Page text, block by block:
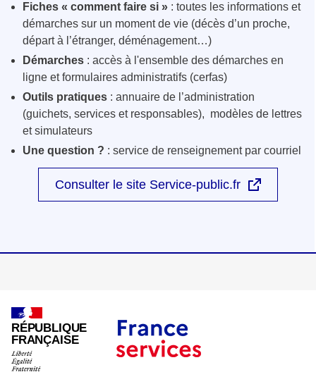
Fiches « comment faire si » : toutes les informations et
démarches sur un moment de vie (décès d’un proche,
départ à l’étranger, déménagement…)
Démarches : accès à l'ensemble des démarches en
ligne et formulaires administratifs (cerfas)
Outils pratiques : annuaire de l’administration
(guichets, services et responsables), modèles de lettres
et simulateurs
Une question ? : service de renseignement par courriel
Consulter le site Service-public.fr
RÉPUBLIQUE
FRANÇAISE